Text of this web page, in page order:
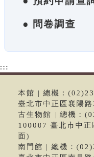
● 問卷調查
:::
本館 | 總機：
臺北市中正區襄陽
古生物館 | 總機：
100007 臺北市中
面)
南門館 | 總機：